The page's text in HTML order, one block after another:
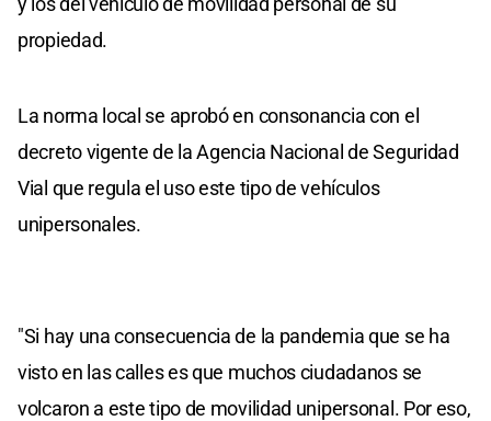
propiedad.
La norma local se aprobó en consonancia con el
decreto vigente de la Agencia Nacional de Seguridad
Vial que regula el uso este tipo de vehículos
unipersonales.
"Si hay una consecuencia de la pandemia que se ha
visto en las calles es que muchos ciudadanos se
volcaron a este tipo de movilidad unipersonal. Por eso,